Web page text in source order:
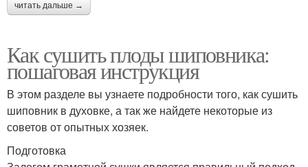
читать дальше →
Как сушить плоды шиповника:
пошаговая инструкция
В этом разделе вы узнаете подробности того, как сушить
шиповник в духовке, а так же найдете некоторые из
советов от опытных хозяек.
Подготовка